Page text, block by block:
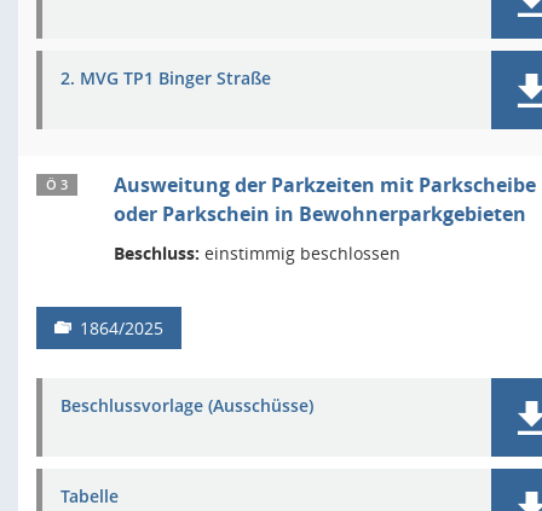
2. MVG TP1 Binger Straße
Ö 3
Ausweitung der Parkzeiten mit Parkscheibe
oder Parkschein in Bewohnerparkgebieten
Beschluss: einstimmig beschlossen
1864/2025
Beschlussvorlage (Ausschüsse)
Tabelle